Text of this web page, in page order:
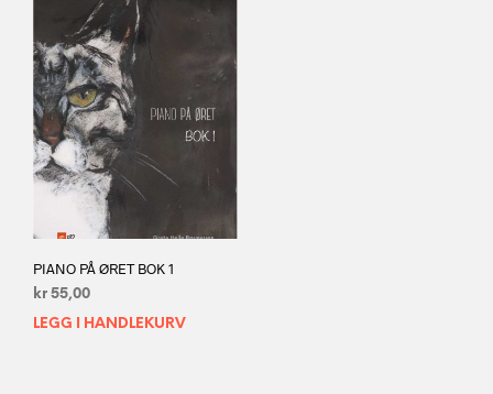
PIANO PÅ ØRET BOK 1
kr 55,00
LEGG I HANDLEKURV